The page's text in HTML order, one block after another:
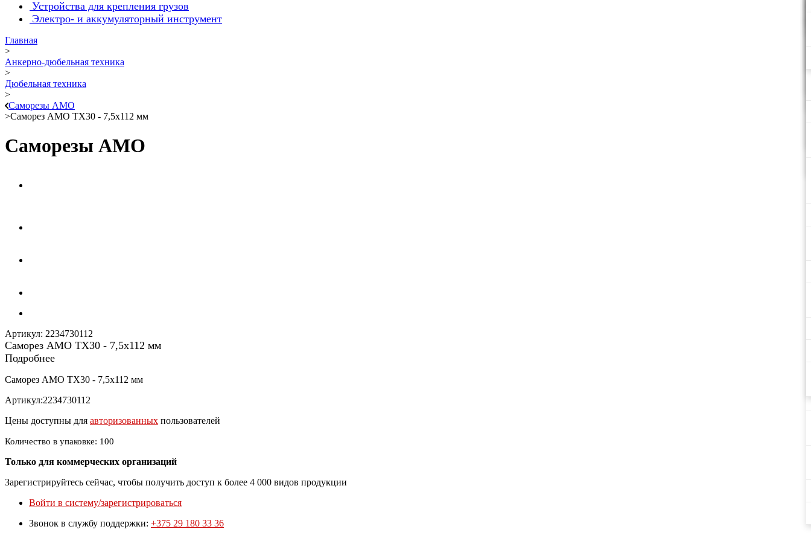
Устройства для крепления грузов
Электро- и аккумуляторный инструмент
Главная
>
Анкерно-дюбельная техника
>
Дюбельная техника
>
Саморезы АМО
>Саморез АМО TX30 - 7,5x112 мм
Саморезы АМО
Артикул: 2234730112
Саморез АМО TX30 - 7,5x112 мм
Подробнее
Саморез АМО TX30 - 7,5x112 мм
Артикул:2234730112
Цены доступны для авторизованных пользователей
Количество в упаковке: 100
Только для коммерческих организаций
Зарегистрируйтесь сейчас, чтобы получить доступ к более 4 000 видов продукции
Войти в систему/зарегистрироваться
Звонок в службу поддержки: +375 29 180 33 36